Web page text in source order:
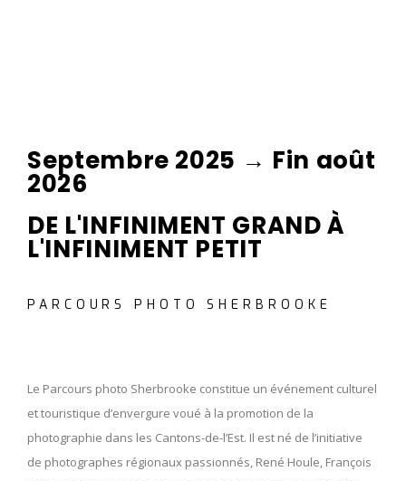
Septembre 2025 → Fin août
2026
DE L'INFINIMENT GRAND À
L'INFINIMENT PETIT
PARCOURS PHOTO SHERBROOKE
Le Parcours photo Sherbrooke constitue un événement culturel
et touristique d’envergure voué à la promotion de la
photographie dans les Cantons-de-l’Est. Il est né de l’initiative
de photographes régionaux passionnés, René Houle, François